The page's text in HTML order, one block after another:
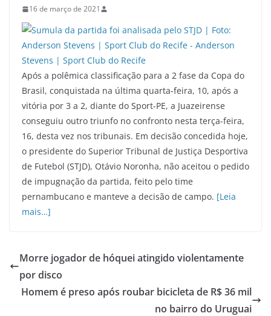
16 de março de 2021
Após a polêmica classificação para a 2 fase da Copa do
Brasil, conquistada na última quarta-feira, 10, após a
vitória por 3 a 2, diante do Sport-PE, a Juazeirense
conseguiu outro triunfo no confronto nesta terça-feira,
16, desta vez nos tribunais. Em decisão concedida hoje,
o presidente do Superior Tribunal de Justiça Desportiva
de Futebol (STJD), Otávio Noronha, não aceitou o pedido
de impugnação da partida, feito pelo time
pernambucano e manteve a decisão de campo. [Leia
mais…]
Morre jogador de hóquei atingido violentamente
por disco
Homem é preso após roubar bicicleta de R$ 36 mil
no bairro do Uruguai